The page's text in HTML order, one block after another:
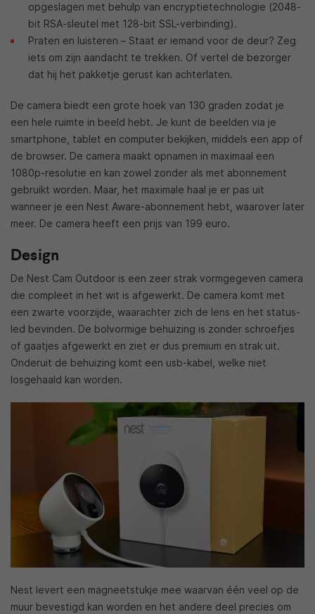
opgeslagen met behulp van encryptietechnologie (2048-
bit RSA-sleutel met 128-bit SSL-verbinding).
Praten en luisteren – Staat er iemand voor de deur? Zeg
iets om zijn aandacht te trekken. Of vertel de bezorger
dat hij het pakketje gerust kan achterlaten.
De camera biedt een grote hoek van 130 graden zodat je
een hele ruimte in beeld hebt. Je kunt de beelden via je
smartphone, tablet en computer bekijken, middels een app of
de browser. De camera maakt opnamen in maximaal een
1080p-resolutie en kan zowel zonder als met abonnement
gebruikt worden. Maar, het maximale haal je er pas uit
wanneer je een Nest Aware-abonnement hebt, waarover later
meer. De camera heeft een prijs van 199 euro.
Design
De Nest Cam Outdoor is een zeer strak vormgegeven camera
die compleet in het wit is afgewerkt. De camera komt met
een zwarte voorzijde, waarachter zich de lens en het status-
led bevinden. De bolvormige behuizing is zonder schroefjes
of gaatjes afgewerkt en ziet er dus premium en strak uit.
Onderuit de behuizing komt een usb-kabel, welke niet
losgehaald kan worden.
Nest levert een magneetstukje mee waarvan één veel op de
muur bevestigd kan worden en het andere deel precies om